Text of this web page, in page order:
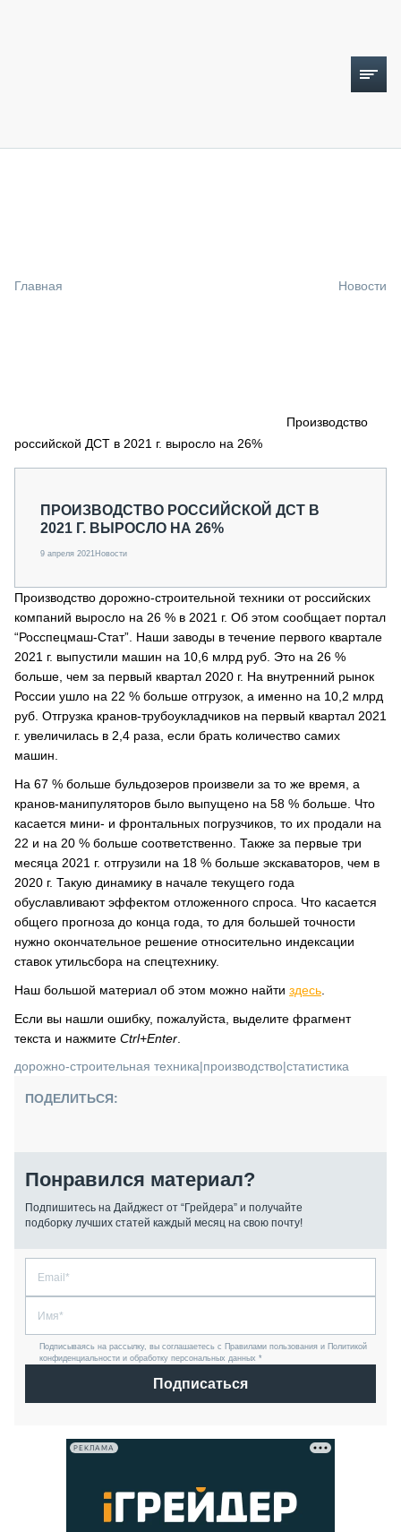
СПЕЦПРОЕКТЫ
О ПРОЕКТЕ
Главная Новости
Производство
российской ДСТ в 2021 г. выросло на 26%
ПРОИЗВОДСТВО РОССИЙСКОЙ ДСТ В
2021 Г. ВЫРОСЛО НА 26%
9 апреля 2021Новости
Производство дорожно-строительной техники от российских
компаний выросло на 26 % в 2021 г. Об этом сообщает портал
“Росспецмаш-Стат”. Наши заводы в течение первого квартале
2021 г. выпустили машин на 10,6 млрд руб. Это на 26 %
больше, чем за первый квартал 2020 г. На внутренний рынок
России ушло на 22 % больше отгрузок, а именно на 10,2 млрд
руб. Отгрузка кранов-трубоукладчиков на первый квартал 2021
г. увеличилась в 2,4 раза, если брать количество самих
машин.
На 67 % больше бульдозеров произвели за то же время, а
кранов-манипуляторов было выпущено на 58 % больше. Что
касается мини- и фронтальных погрузчиков, то их продали на
22 и на 20 % больше соответственно. Также за первые три
месяца 2021 г. отгрузили на 18 % больше экскаваторов, чем в
2020 г. Такую динамику в начале текущего года
обуславливают эффектом отложенного спроса. Что касается
общего прогноза до конца года, то для большей точности
нужно окончательное решение относительно индексации
ставок утильсбора на спецтехнику.
Наш большой материал об этом можно найти здесь
Если вы нашли ошибку, пожалуйста, выделите фрагмент
текста и нажмите Ctrl+Enter
дорожно-строительная техника|производство|статистика
ПОДЕЛИТЬСЯ:
Понравился материал?
Подпишитесь на Дайджест от “Грейдера” и получайте
подборку лучших статей каждый месяц на свою почту!
Подписываясь на рассылку, вы соглашаетесь с Правилами пользования и Политикой
конфиденциальности и обработку персональных данных *
Подписаться
РЕКЛАМА